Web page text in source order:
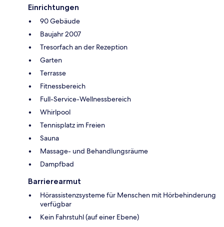
Einrichtungen
90 Gebäude
Baujahr 2007
Tresorfach an der Rezeption
Garten
Terrasse
Fitnessbereich
Full-Service-Wellnessbereich
Whirlpool
Tennisplatz im Freien
Sauna
Massage- und Behandlungsräume
Dampfbad
Barrierearmut
Hörassistenzsysteme für Menschen mit Hörbehinderung
verfügbar
Kein Fahrstuhl (auf einer Ebene)